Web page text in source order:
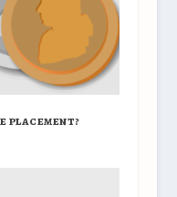
placement?